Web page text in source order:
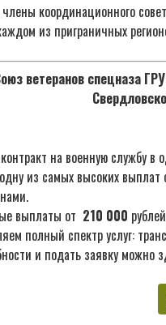
координационного
из приграничных
ветеранов спецназа
на военную службу
из самых высоких выплат
выплаты от 210 000
полный спектр услуг:
и подать заявку можно